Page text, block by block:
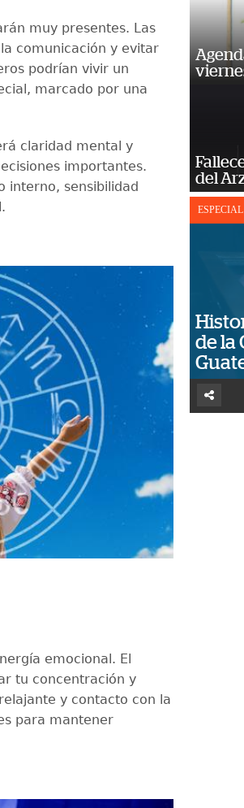
muy presentes. Las
comunicación y evitar
podrían vivir un
marcado por una
claridad mental y
importantes.
interno, sensibilidad
emocional. El
tu concentración y
y contacto con la
para mantener
del
ESPECIAL
de la